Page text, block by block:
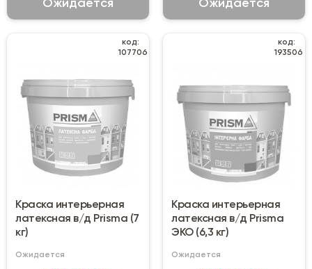
Ожидается Ожидается
код:
107706
Краска интерьерная
латексная в/д Prisma (7
кг)
Ожидается
код:
193506
Краска интерьерная
латексная в/д Prisma
ЭКО (6,3 кг)
Ожидается